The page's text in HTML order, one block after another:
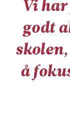
Vi har
godt
å